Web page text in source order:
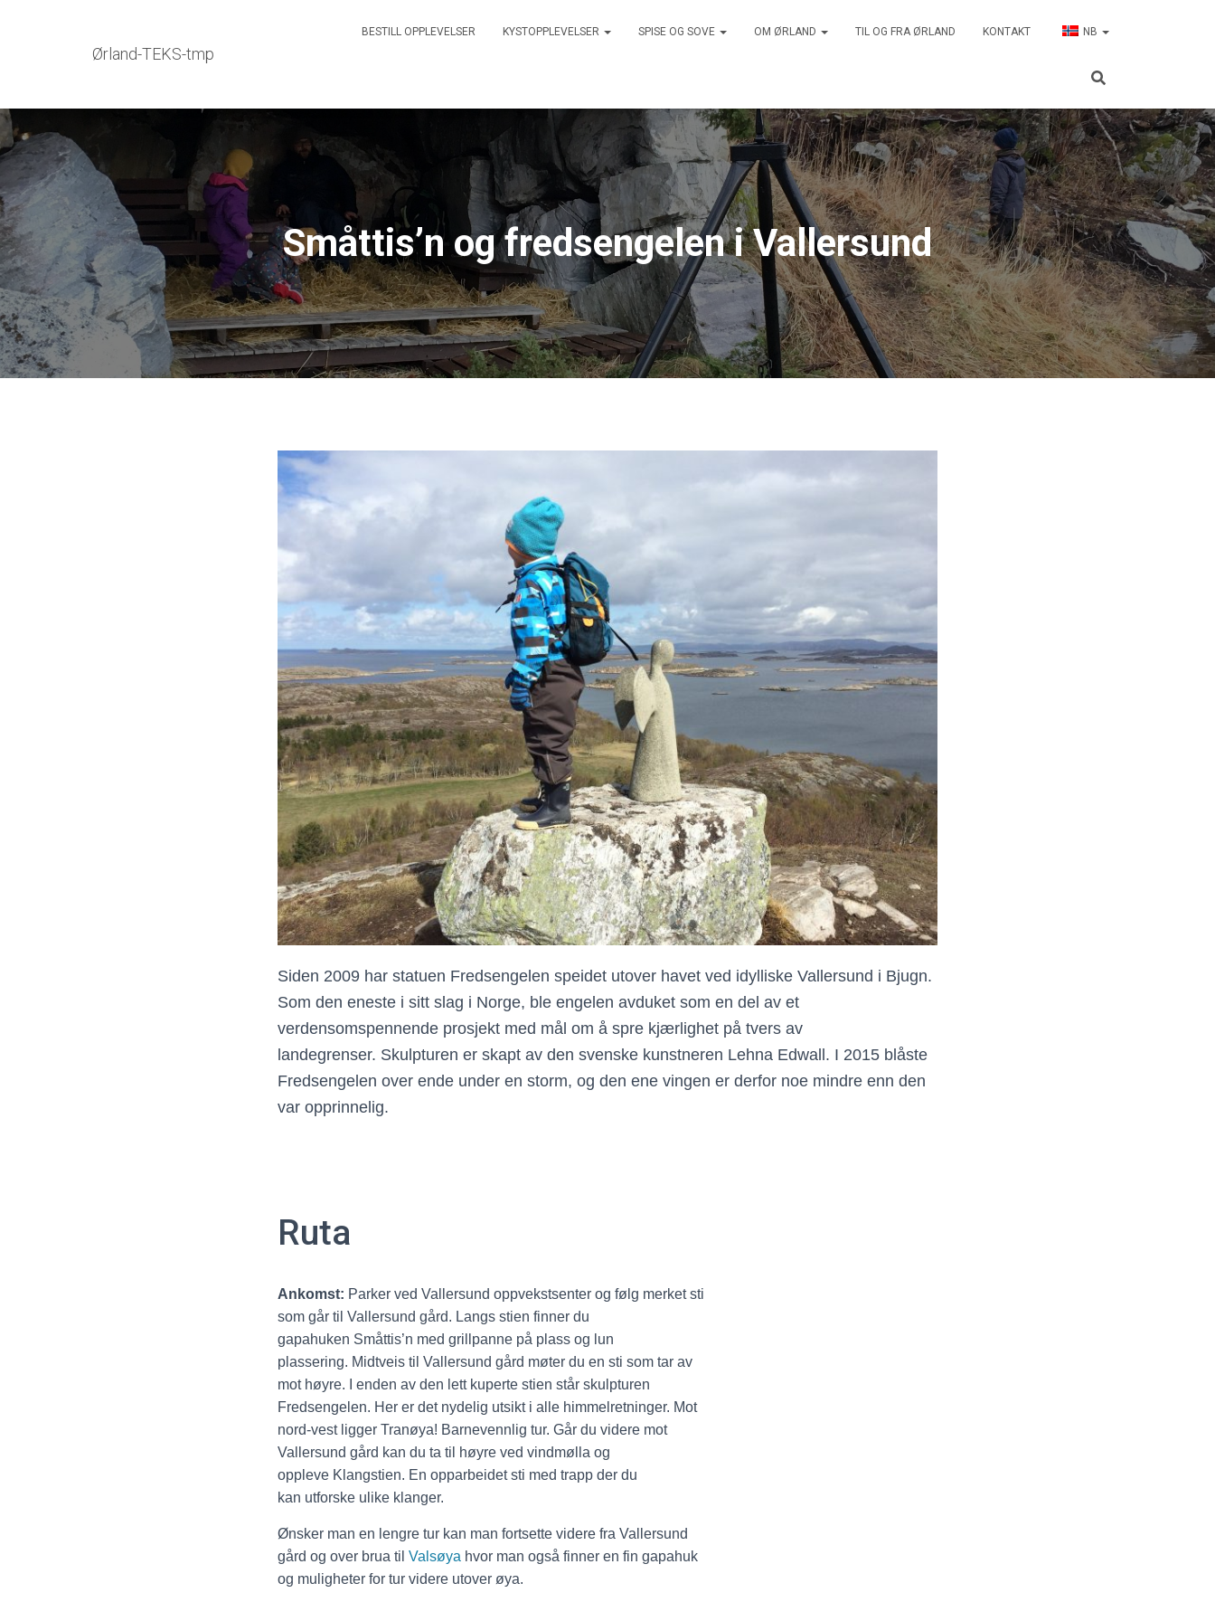
Ørland-TEKS-tmp
BESTILL OPPLEVELSER KYSTOPPLEVELSER SPISE OG SOVE OM ØRLAND TIL OG FRA ØRLAND KONTAKT NB
Småttis’n og fredsengelen i Vallersund
Siden 2009 har statuen Fredsengelen speidet utover havet ved idylliske Vallersund i Bjugn.
Som den eneste i sitt slag i Norge, ble engelen avduket som en del av et
verdensomspennende prosjekt med mål om å spre kjærlighet på tvers av
landegrenser. Skulpturen er skapt av den svenske kunstneren Lehna Edwall . I 2015 blåste
Fredsengelen over ende under en storm, og den ene vingen er derfor noe mindre enn den
var opprinnelig.
Ruta
Ankomst: Parker ved Vallersund oppvekstsenter og følg merket sti
som går til Vallersund gård. Langs stien finner du
gapahuken Småttis’n med grillpanne på plass og lun
plassering. Midtveis til Val ersund gård møter du en sti som tar av
mot høyre.
I enden av den lett kuperte stien står skulpturen
Fredsengelen. Her er det nydelig utsikt i alle himmelretninger. Mot
nord-vest ligger Tranøya! Barnevennlig tur. Går du videre mot
Vallersund gård kan du ta til høyre ved vindmølla og
oppleve Klangstien. En opparbeidet sti med trapp der du
kan utforske ulike klanger.
Ønsker man en lengre tur kan man fortsette videre fra Vallersund
gård og over brua til Valsøya hvor man også finner en fin gapahuk
og muligheter for tur videre utover øya.